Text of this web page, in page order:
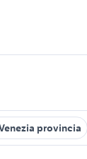
provincia